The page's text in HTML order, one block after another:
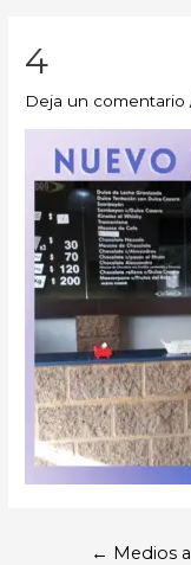
4
Deja un comentario
← Medios